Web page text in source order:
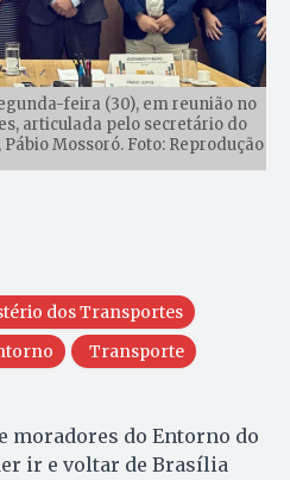
feira (30), em reunião no
articulada pelo secretário do
Mossoró. Foto: Reprodução
dos Transportes
Transporte
moradores do Entorno do
ir e voltar de Brasília